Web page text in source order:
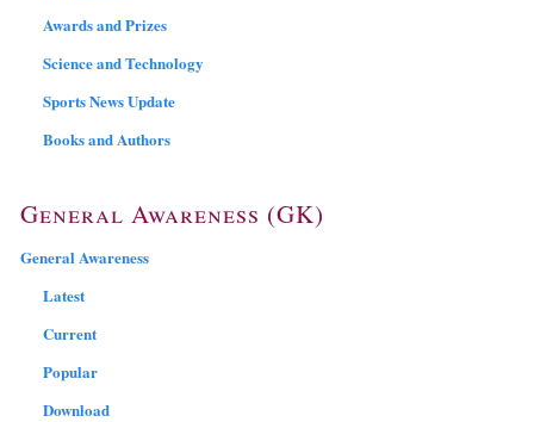
Awards and Prizes
Science and Technology
Sports News Update
Books and Authors
General Awareness (GK)
General Awareness
Latest
Current
Popular
Download